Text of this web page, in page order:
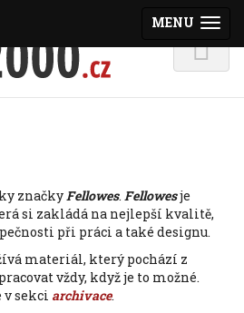
značkyFellowes. Fellowesje
si zakládá na nejlepší kvalitě,
při práci a také designu.
materiál, který pochází z
vždy, když je to možné.
sekci archivace.
MENU